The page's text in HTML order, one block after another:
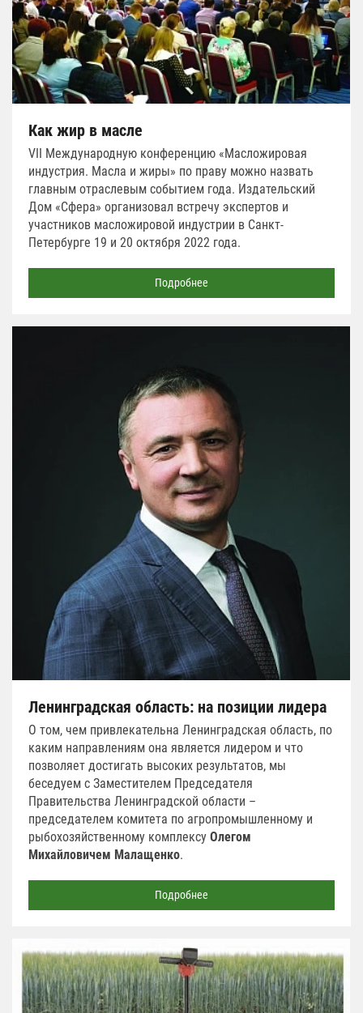
Как жир в масле
VII Международную конференцию «Масложировая
индустрия. Масла и жиры» по праву можно назвать
главным отраслевым событием года. Издательский
Дом «Сфера» организовал встречу экспертов и
участников масложировой индустрии в Санкт-
Петербурге 19 и 20 октября 2022 года.
Подробнее
Ленинградская область: на позиции лидера
О том, чем привлекательна Ленинградская область, по
каким направлениям она является лидером и что
позволяет достигать высоких результатов, мы
беседуем с Заместителем Председателя
Правительства Ленинградской области –
председателем комитета по агропромышленному и
рыбохозяйственному комплексу Олегом
Михайловичем Малащенко.
Подробнее